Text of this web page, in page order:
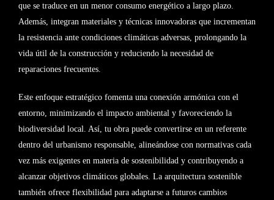
que se traduce en un menor consumo energético a largo plazo.
Además, integran materiales y técnicas innovadoras que incrementan
la resistencia ante condiciones climáticas adversas, prolongando la
vida útil de la construcción y reduciendo la necesidad de
reparaciones frecuentes.
Este enfoque estratégico fomenta una conexión armónica con el
entorno, minimizando el impacto ambiental y favoreciendo la
biodiversidad local. Así, tu obra puede convertirse en un referente
dentro del urbanismo responsable, alineándose con normativas cada
vez más exigentes en materia de sostenibilidad y contribuyendo a
alcanzar objetivos climáticos globales. La arquitectura sostenible
también ofrece flexibilidad para adaptarse a futuros cambios